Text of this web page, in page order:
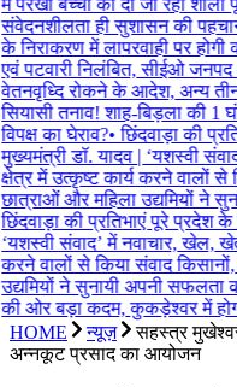
में परखी बच्चों को दी जा रही शाला
संवेदनशीलता ही सुशासन की
के निराकरण में लापरवाही पर
एवं पटवारी निलंबित, सीईओ
वेतनवृध्दि रोकने के आदेश, अन्य
सियासी तनाव! शाह-बिड़ला की 1
विपक्ष का घेराव?• छिंदवाड़ा की
मुख्यमंत्री डॉ. यादव | ‘यशस्वी
क्षेत्र में उत्कृष्ट कार्य करने वालों से
छात्राओं और महिला उद्यमियों ने
छिंदवाड़ा की प्रतिभाएं पूरे प्रदेश
‘यशस्वी संवाद’ में नवाचार, खेल,
करने वालों से किया संवाद
उद्यमियों ने सुनायी अपनी सफलता
की ओर बड़ा कदम, कुकड़ेश्वर में
HOME
न्यूज़
सहस्त्र
अन्नकूट प्रसाद का आयोजन